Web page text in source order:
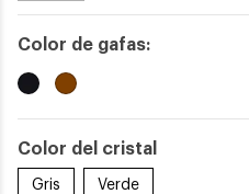
Color de gafas:
Color del cristal
Gris Verde